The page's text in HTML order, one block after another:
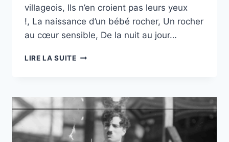
villageois, Ils n’en croient pas leurs yeux
!, La naissance d’un bébé rocher, Un rocher
au cœur sensible, De la nuit au jour…
LIRE LA SUITE« MA
2026